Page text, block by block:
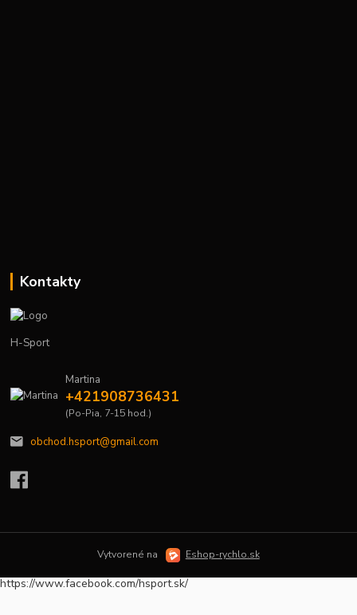
Kontakty
H-Sport
Martina
+421908736431
(Po-Pia, 7-15 hod.)
obchod.hsport@gmail.com
Vytvorené na Eshop-rychlo.sk
https://www.facebook.com/hsport.sk/